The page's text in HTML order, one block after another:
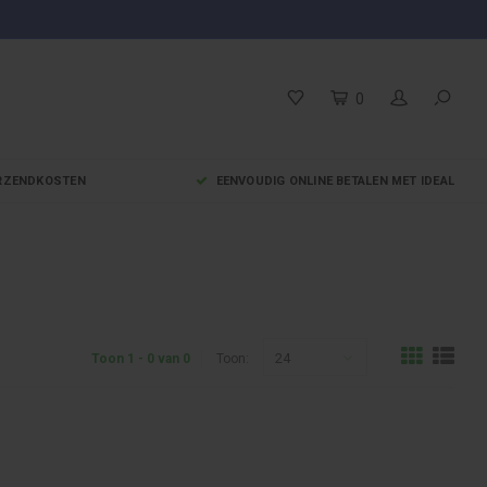
0
EENVOUDIG ONLINE BETALEN MET IDEAL
Toon 1 - 0 van 0 Toon: 24